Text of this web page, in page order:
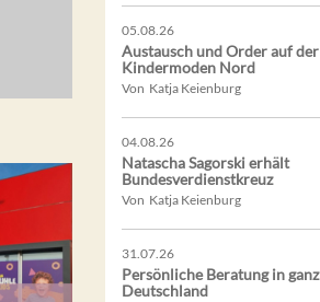
05.08.26
Austausch und Order auf der
Kindermoden Nord
Von Katja Keienburg
04.08.26
Natascha Sagorski erhält
Bundesverdienstkreuz
Von Katja Keienburg
31.07.26
Persönliche Beratung in ganz
Deutschland